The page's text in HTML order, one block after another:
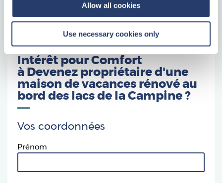
Allow all cookies
Use necessary cookies only
investeren in vastgoed? Vul dan het contactformulier in of
bel 010 766 76 70.
Intérêt pour Comfort
à Devenez propriétaire d'une
maison de vacances rénové au
bord des lacs de la Campine ?
Vos coordonnées
Prénom